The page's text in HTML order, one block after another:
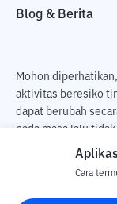
Blog & Berita
Mohon
aktivitas beresiko
dapat berubah
pada masa lalu
Terdapat risiko
pengguna. PT
bertanggung
Cara